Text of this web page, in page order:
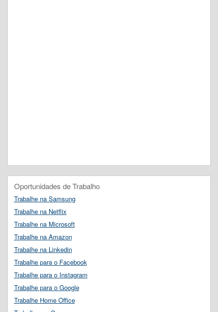
Oportunidades de Trabalho
Trabalhe na Samsung
Trabalhe na Netflix
Trabalhe na Microsoft
Trabalhe na Amazon
Trabalhe na Linkedin
Trabalhe para o Facebook
Trabalhe para o Instagram
Trabalhe para o Google
Trabalhe Home Office